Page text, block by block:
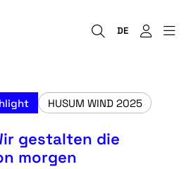
DE
HUSUM WIND 2025
gestalten die
morgen